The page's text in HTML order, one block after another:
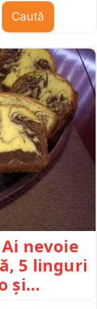
Caută
nevoie
5 linguri
și…